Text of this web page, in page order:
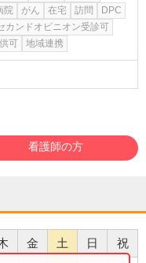
院 がん 在宅 訪問
DPC
カンドオピニオン受診可
可
地域連携
看護師の方
金 土 日 祝